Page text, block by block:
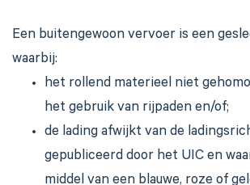
Een buitengewoon vervoer is een
waarbij:
het rollend materieel niet
het gebruik van rijpaden en/of;
de lading afwijkt van de
gepubliceerd door het UIC en
middel van een blauwe, roze of